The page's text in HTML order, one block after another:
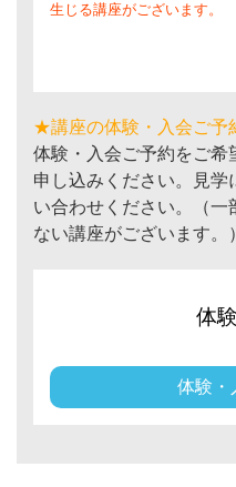
生じる講座がございます。
★講座の体験・入会ご予
体験・入会ご予約をご希
申し込みください。見学
い合わせください。（一
ない講座がございます。）
体
体験・